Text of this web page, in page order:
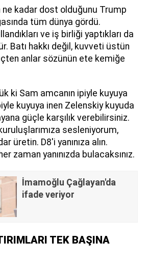
ne kadar dost olduğunu Trump
tüm dünya gördü.
ve iş birliği yaptıkları da
Batı hakkı değil, kuvveti üstün
anlar sözünün ete kemiğe
ki Sam amcanın ipiyle kuyuya
kuyuya inen Zelenskiy kuyuda
güçle karşılık verebilirsiniz.
sesleniyorum,
üretin. D8'i yanınıza alın.
zaman yanınızda bulacaksınız.
İmamoğlu Çağlayan'da
ifade veriyor
TEK BAŞINA